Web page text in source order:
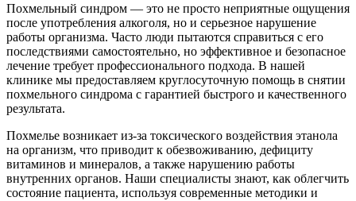
Похмельный синдром — это не просто неприятные ощущения
после употребления алкоголя, но и серьезное нарушение
работы организма. Часто люди пытаются справиться с его
последствиями самостоятельно, но эффективное и безопасное
лечение требует профессионального подхода. В нашей
клинике мы предоставляем круглосуточную помощь в снятии
похмельного синдрома с гарантией быстрого и качественного
результата.
Похмелье возникает из-за токсического воздействия этанола
на организм, что приводит к обезвоживанию, дефициту
витаминов и минералов, а также нарушению работы
внутренних органов. Наши специалисты знают, как облегчить
состояние пациента, используя современные методики и